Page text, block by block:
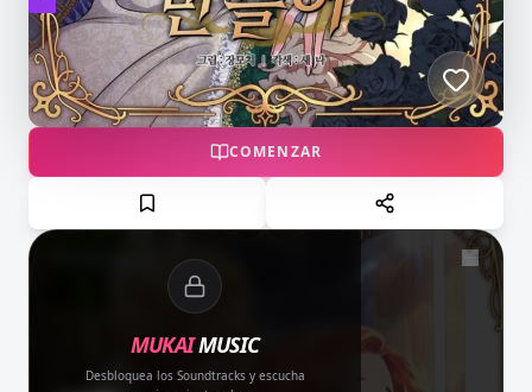
COMENZAR
MUKAIMUSIC
Desbloquea los Soundtracks y escucha